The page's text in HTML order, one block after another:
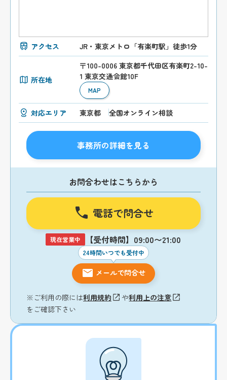
アクセス JR・東京メトロ「有楽町駅」徒歩1分
所在地
〒100-0006 東京都千代田区有楽町2-10-
1 東京交通会館10F
MAP
対応エリア 東京都 全国オンライン相談
事務所の詳細を見る
お問合わせはこちらから
電話で問合せ
現在営業中 【受付時間】09:00〜21:00
24時間いつでも受付中
メールで問合せ
※ご利用の際には利用規約 や利用上の注意
をご確認下さい